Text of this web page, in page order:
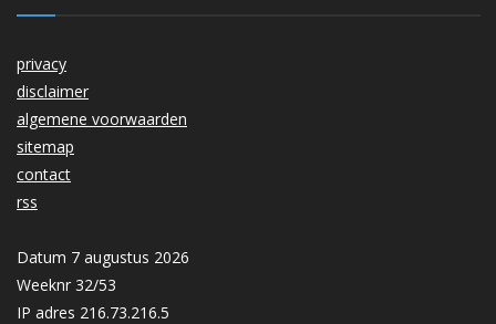
privacy
disclaimer
algemene voorwaarden
sitemap
contact
rss
Datum 7 augustus 2026
Weeknr 32/53
IP adres 216.73.216.5